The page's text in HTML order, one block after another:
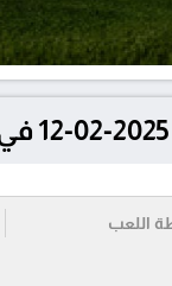
اللعب